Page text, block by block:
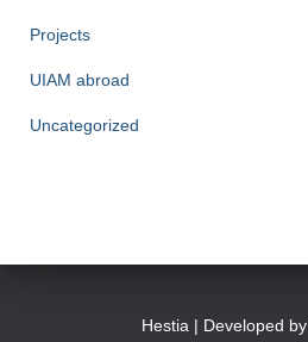
Projects
UIAM abroad
Uncategorized
Hestia | Developed by